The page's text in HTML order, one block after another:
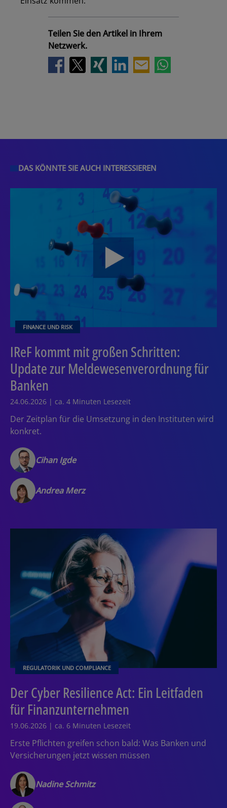
Teilen Sie den Artikel in Ihrem
Netzwerk.
DAS KÖNNTE SIE AUCH INTERESSIEREN
FINANCE UND RISK
IReF kommt mit großen Schritten:
Update zur Meldewesenverordnung für
Banken
24.06.2026 | ca. 4 Minuten Lesezeit
Der Zeitplan für die Umsetzung in den Instituten wird
konkret.
Cihan Igde
Andrea Merz
REGULATORIK UND COMPLIANCE
Der Cyber Resilience Act: Ein Leitfaden
für Finanzunternehmen
19.06.2026 | ca. 6 Minuten Lesezeit
Erste Pflichten greifen schon bald: Was Banken und
Versicherungen jetzt wissen müssen
Nadine Schmitz